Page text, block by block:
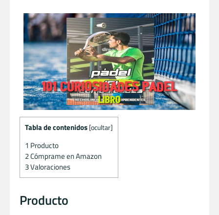
Tabla de contenidos [ocultar]
1 Producto
2Cómprame en Amazon
3Valoraciones
Producto